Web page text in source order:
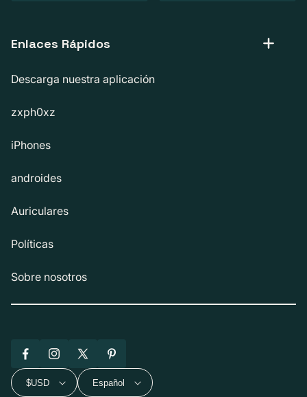
Enlaces Rápidos
Descarga nuestra aplicación
zxph0xz
iPhones
androides
Auriculares
Políticas
Sobre nosotros
FacebookInstagram
X
(Twitter)
Pinterest
$USD Español